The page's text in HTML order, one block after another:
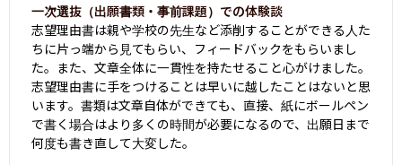
一次選抜（出願書類・事前課題）での体験談
志望理由書は親や学校の先生など添削することができる人た
ちに片っ端から見てもらい、フィードバックをもらいまし
た。また、文章全体に一貫性を持たせること心がけました。
志望理由書に手をつけることは早いに越したことはないと思
います。書類は文章自体ができても、直接、紙にボールペン
で書く場合はより多くの時間が必要になるので、出願日まで
何度も書き直して大変した。